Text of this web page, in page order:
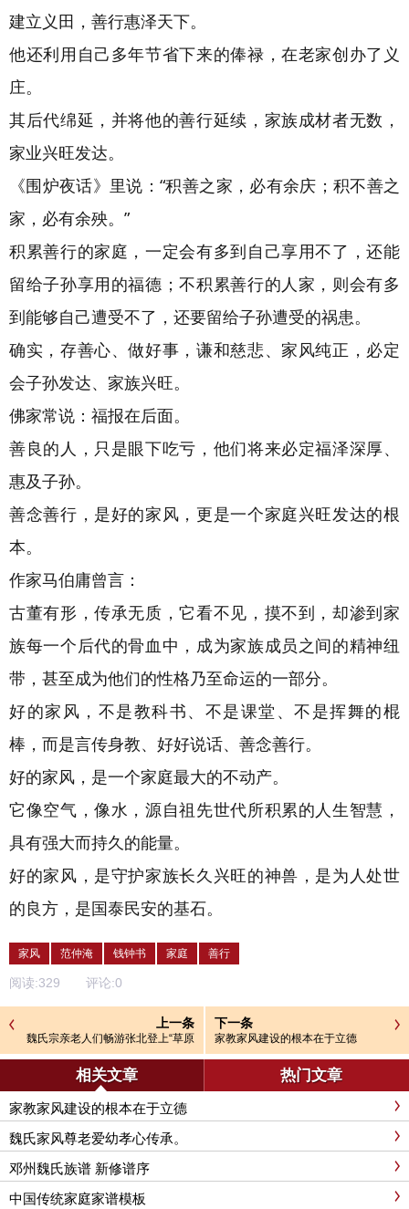
建立义田，善行惠泽天下。
他还利用自己多年节省下来的俸禄，在老家创办了义
庄。
其后代绵延，并将他的善行延续，家族成材者无数，
家业兴旺发达。
《围炉夜话》里说：“积善之家，必有余庆；积不善之
家，必有余殃。”
积累善行的家庭，一定会有多到自己享用不了，还能
留给子孙享用的福德；不积累善行的人家，则会有多
到能够自己遭受不了，还要留给子孙遭受的祸患。
确实，存善心、做好事，谦和慈悲、家风纯正，必定
会子孙发达、家族兴旺。
佛家常说：福报在后面。
善良的人，只是眼下吃亏，他们将来必定福泽深厚、
惠及子孙。
善念善行，是好的家风，更是一个家庭兴旺发达的根
本。
作家马伯庸曾言：
古董有形，传承无质，它看不见，摸不到，却渗到家
族每一个后代的骨血中，成为家族成员之间的精神纽
带，甚至成为他们的性格乃至命运的一部分。
好的家风，不是教科书、不是课堂、不是挥舞的棍
棒，而是言传身教、好好说话、善念善行。
好的家风，是一个家庭最大的不动产。
它像空气，像水，源自祖先世代所积累的人生智慧，
具有强大而持久的能量。
好的家风，是守护家族长久兴旺的神兽，是为人处世
的良方，是国泰民安的基石。
家风 范仲淹 钱钟书 家庭 善行
阅读:329 评论:0
上一条
魏氏宗亲老人们畅游张北登上“草原
天路”鸡冠山啦。
下一条
家教家风建设的根本在于立德
相关文章 热门文章
家教家风建设的根本在于立德
魏氏家风尊老爱幼孝心传承。
邓州魏氏族谱 新修谱序
中国传统家庭家谱模板